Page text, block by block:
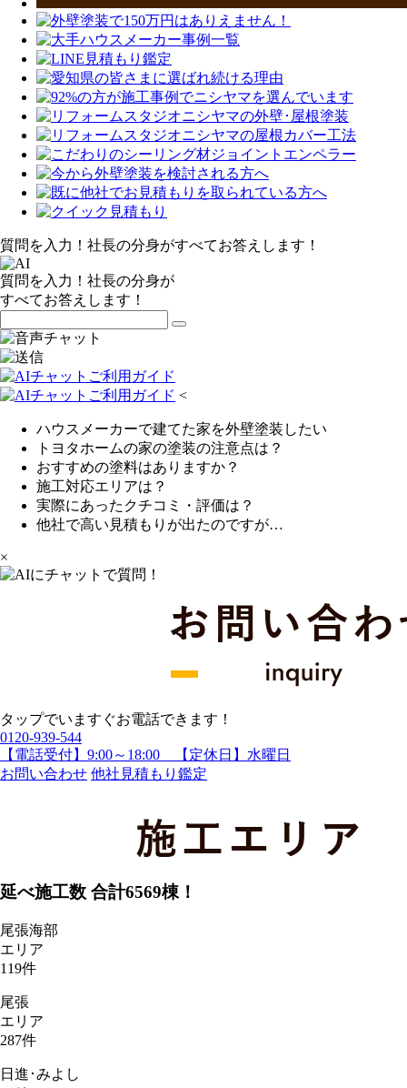
質問を入力！社長の分身がすべてお答えします！
質問を入力！社長の分身が
すべてお答えします！
<
ハウスメーカーで建てた家を外壁塗装したい
トヨタホームの家の塗装の注意点は？
おすすめの塗料はありますか？
施工対応エリアは？
実際にあったクチコミ・評価は？
他社で高い見積もりが出たのですが…
×
タップでいますぐお電話できます！
0120-939-544
【電話受付】9:00～18:00 【定休日】水曜日
お問い合わせ 他社見積もり鑑定
延べ施工数 合計6569棟！
尾張海部
エリア
119件
尾張
エリア
287件
日進･みよし